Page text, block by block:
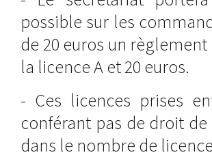
possible sur les
de 20 euros un
la licence A et 20 euros.
- Ces licences prises
conférant pas de droit
dans le nombre de